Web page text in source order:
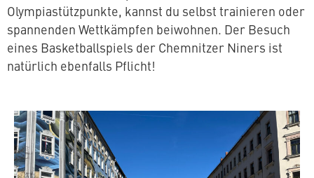
Olym­pia­stütz­punk­te, kannst du selbst trai­nie­ren oder
span­nen­den Wett­kämp­fen beiwohnen. Der Besuch
eines Bas­ket­ball­spiels der Chem­nit­zer Niners ist
natürlich ebenfalls Pflicht!